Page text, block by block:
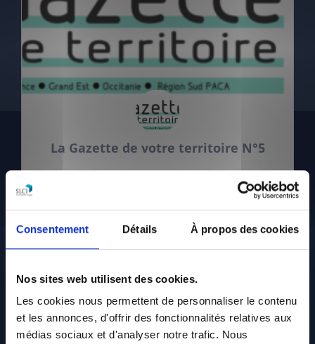
Consentement Détails À propos des cookies
Nos sites web utilisent des cookies.
Les cookies nous permettent de personnaliser le contenu
et les annonces, d'offrir des fonctionnalités relatives aux
médias sociaux et d'analyser notre trafic. Nous
La Gazette de votre territoire N°5
…